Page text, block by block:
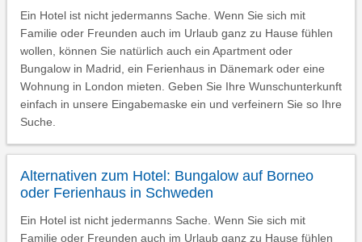
Ein Hotel ist nicht jedermanns Sache. Wenn Sie sich mit
Familie oder Freunden auch im Urlaub ganz zu Hause fühlen
wollen, können Sie natürlich auch ein Apartment oder
Bungalow in Madrid, ein Ferienhaus in Dänemark oder eine
Wohnung in London mieten. Geben Sie Ihre Wunschunterkunft
einfach in unsere Eingabemaske ein und verfeinern Sie so Ihre
Suche.
Alternativen zum Hotel: Bungalow auf Borneo
oder Ferienhaus in Schweden
Ein Hotel ist nicht jedermanns Sache. Wenn Sie sich mit
Familie oder Freunden auch im Urlaub ganz zu Hause fühlen